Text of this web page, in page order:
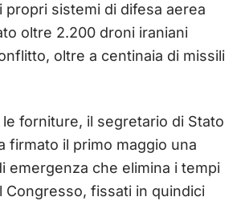
propri sistemi di difesa aerea
oltre 2.200 droni iraniani
oltre a centinaia di missili
forniture, il segretario di Stato
firmato il primo maggio una
emergenza che elimina i tempi
Congresso, fissati in quindici